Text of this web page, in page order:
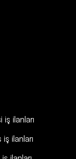
ilanları
ilanları